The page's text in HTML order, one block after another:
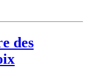
des